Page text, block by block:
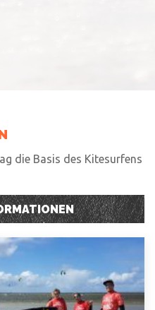
die Basis des Kitesurfens